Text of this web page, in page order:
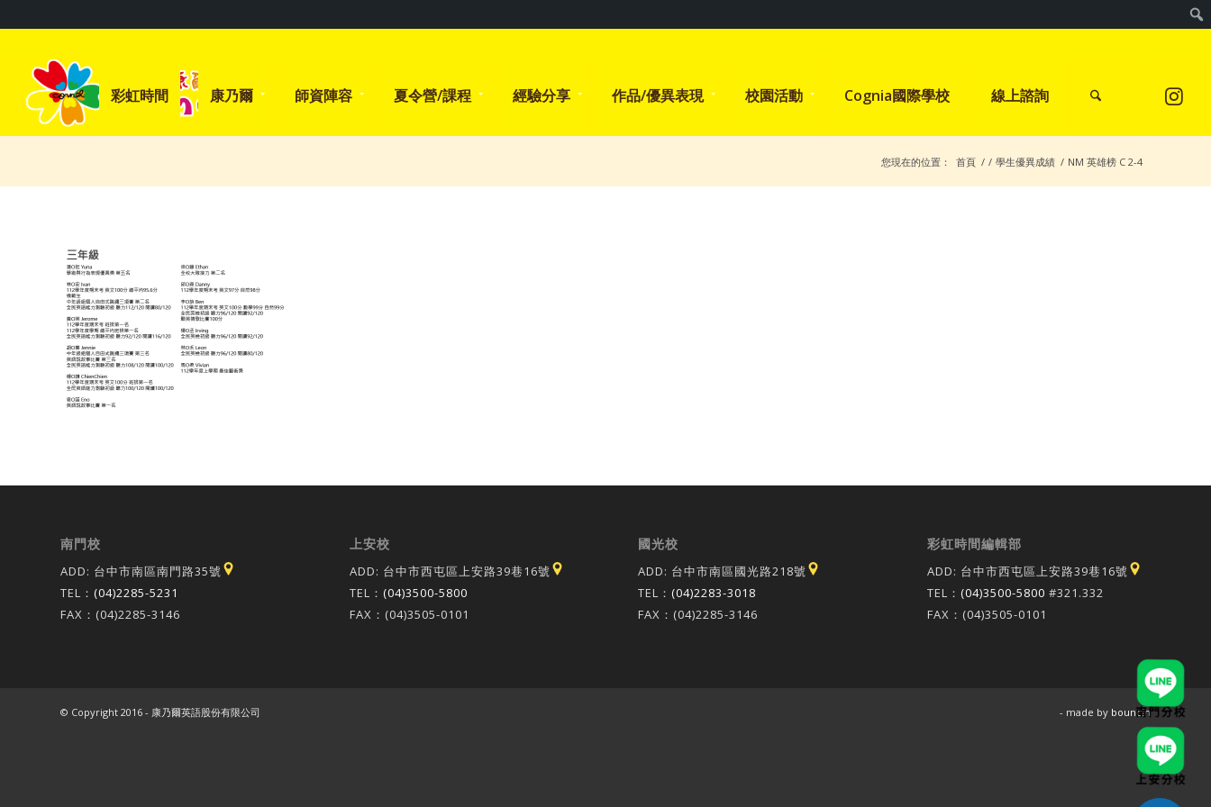
彩虹時間 康乃爾 師資陣容 夏令營/課程 經驗分享 作品/優異表現 校園活動 Cognia國際學校 線上諮詢
您現在的位置： 首頁 / / 學生優異成績 / NM 英雄榜 C 2-4
南門校
ADD: 台中市南區南門路35號
TEL： (04)2285-5231
FAX：(04)2285-3146
上安校
ADD: 台中市西屯區上安路39巷16號
TEL： (04)3500-5800
FAX：(04)3505-0101
國光校
ADD: 台中市南區國光路218號
TEL：(04)2283-3018
FAX：(04)2285-3146
彩虹時間編輯部
ADD: 台中市西屯區上安路39巷16號
TEL： (04)3500-5800 #321.332
FAX：(04)3505-0101
© Copyright 2016 - 康乃爾英語股份有限公司 - made by bouncin